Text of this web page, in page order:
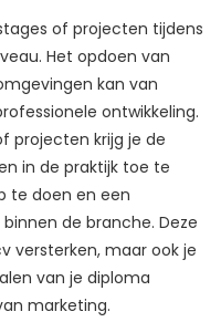
of projecten tijdens
Het opdoen van
kan van
ontwikkeling.
projecten krijg je de
in de praktijk toe te
te doen en een
de branche. Deze
versterken, maar ook je
van je diploma
marketing.